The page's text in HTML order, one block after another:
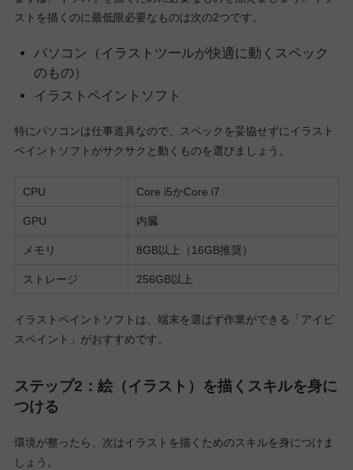
ストを描くのに最低限必要なものは次の2つです。
パソコン（イラストツールが快適に動くスペック
のもの）
イラストペイントソフト
特にパソコンは仕事道具なので、スペックを妥協せずにイラスト
ペイントソフトがサクサクと動くものを選びましょう。
CPU Core i5かCore i7
GPU 内臓
メモリ 8GB以上（16GB推奨）
ストレージ 256GB以上
イラストペイントソフトは、端末を選ばず作業ができる「アイビ
スペイント」がおすすめです。
ステップ2：絵（イラスト）を描くスキルを身に
つける
環境が整ったら、次はイラストを描くためのスキルを身につけま
しょう。